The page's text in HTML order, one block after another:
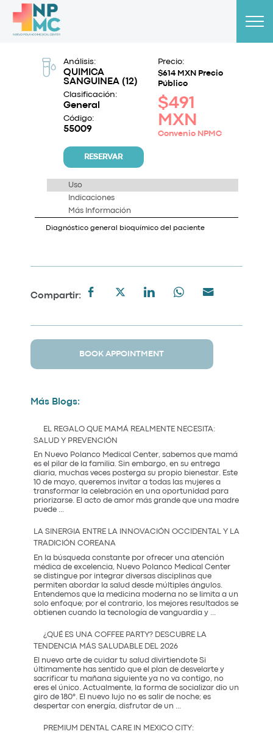
Análisis:
QUIMICA
SANGUINEA (12)
Clasificación:
General
Código:
55009
RESERVAR
Precio:
$614 MXN Precio
Público
$491
MXN
Convenio NPMC
Uso
Indicaciones
Más Información
Diagnóstico general bioquímico del paciente
Compartir:
BOOK APPOINTMENT
Más Blogs:
EL REGALO QUE MAMÁ REALMENTE NECESITA:
SALUD Y PREVENCIÓN
En Nuevo Polanco Medical Center, sabemos que mamá
es el pilar de la familia. Sin embargo, en su entrega
diaria, muchas veces posterga su propio bienestar. Este
10 de mayo, queremos invitar a todas las mujeres a
transformar la celebración en una oportunidad para
priorizarse. El acto de amor más grande que una madre
puede ...
que
Realmente
Necesita:
Salud
y
Prevención
LA SINERGIA ENTRE LA INNOVACIÓN OCCIDENTAL Y LA
TRADICIÓN COREANA
En la búsqueda constante por ofrecer una atención
médica de excelencia, Nuevo Polanco Medical Center
se distingue por integrar diversas disciplinas que
permiten abordar la salud desde múltiples ángulos.
Entendemos que la medicina moderna no se limita a un
solo enfoque; por el contrario, los mejores resultados se
obtienen cuando la tecnología de vanguardia y
y
la
Tradición
¿QUÉ ES UNA COFFEE PARTY? DESCUBRE LA
TENDENCIA MÁS SALUDABLE DEL 2026
El nuevo arte de cuidar tu salud divirtiendote Si
últimamente has sentido que el plan de desvelarte y
sacrificar tu mañana siguiente ya no va contigo, no
eres el único. Actualmente, la forma de socializar dio un
giro de 180°. El nuevo lujo no es salir de noche; es
despertar con energía, disfrutar de un ...
una
PREMIUM DENTAL CARE IN MEXICO CITY: